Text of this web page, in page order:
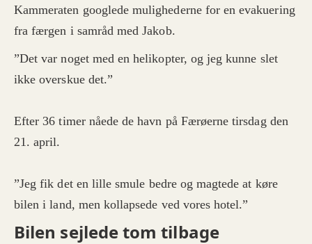
Kammeraten googlede mulighederne for en evakuering
fra færgen i samråd med Jakob.
”Det var noget med en helikopter, og jeg kunne slet
ikke overskue det.”
Efter 36 timer nåede de havn på Færøerne tirsdag den
21. april.
”Jeg fik det en lille smule bedre og magtede at køre
bilen i land, men kollapsede ved vores hotel.”
Bilen sejlede tom tilbage